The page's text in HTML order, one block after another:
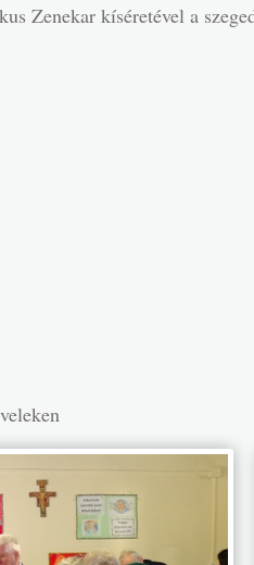
Zenekar kíséretével a